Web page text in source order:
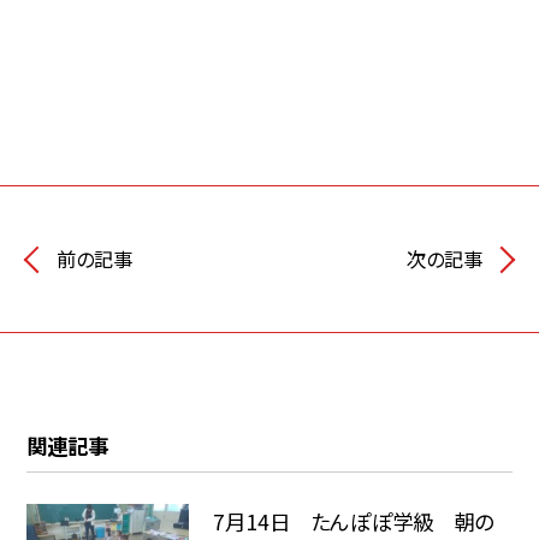
前の記事 次の記事
関連記事
7月14日 たんぽぽ学級 朝の